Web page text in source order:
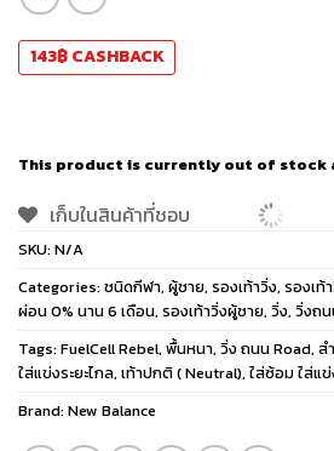
143฿CASHBACK
This product is currently out of stock
เก็บในสินค้าที่ชอบ
SKU:N/A
Categories:ชนิดกีฬา, ผู้ชาย, รองเท้าวิ่ง, รองเท้
ผ่อน 0% นาน 6 เดือน, รองเท้าวิ่งผู้ชาย, วิ่ง, วิ่งถ
Tags:FuelCell Rebel, พื้นหนา, วิ่ง ถนน Road, ส
ใส่แข่งระยะไกล, เท้าปกติ ( Neutral), ใส่ซ้อม ใส่แข่
Brand:New Balance